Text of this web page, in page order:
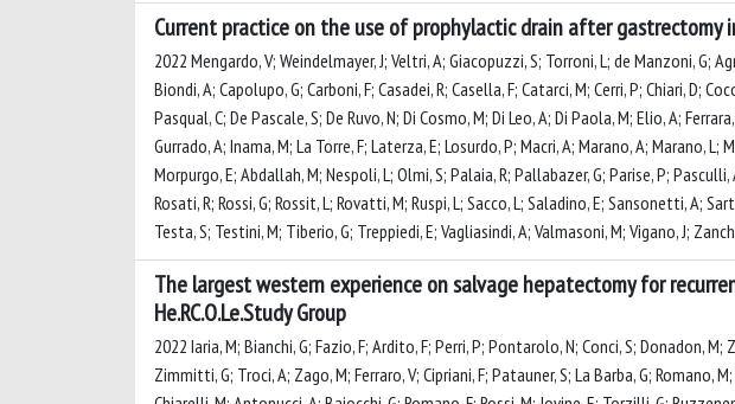
Current practice on the use of prophylactic drain after gastrectomy
2022 Mengardo, V; Weindelmayer, J; Veltri, A; Giacopuzzi, S; Torroni, L; de Manzoni, G;
Biondi, A; Capolupo, G; Carboni, F; Casadei, R; Casella, F; Catarci, M; Cerri, P; Chiari, D;
Pasqual, C; De Pascale, S; De Ruvo, N; Di Cosmo, M; Di Leo, A; Di Paola, M; Elio, A;
Gurrado, A; Inama, M; La Torre, F; Laterza, E; Losurdo, P; Macri, A; Marano, A; Marano,
Morpurgo, E; Abdallah, M; Nespoli, L; Olmi, S; Palaia, R; Pallabazer, G; Parise, P;
Rosati, R; Rossi, G; Rossit, L; Rovatti, M; Ruspi, L; Sacco, L; Saladino, E; Sansonetti, A;
Testa, S; Testini, M; Tiberio, G; Treppiedi, E; Vagliasindi, A; Valmasoni, M; Vigano, J;
The largest western experience on salvage hepatectomy for
He.RC.O.Le.Study Group
2022 Iaria, M; Bianchi, G; Fazio, F; Ardito, F; Perri, P; Pontarolo, N; Conci, S; Donadon,
Zimmitti, G; Troci, A; Zago, M; Ferraro, V; Cipriani, F; Patauner, S; La Barba, G; Romano,